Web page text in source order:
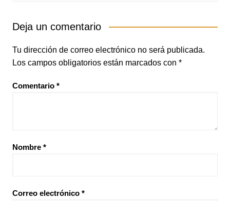
Deja un comentario
Tu dirección de correo electrónico no será publicada.
Los campos obligatorios están marcados con *
Comentario *
Nombre *
Correo electrónico *